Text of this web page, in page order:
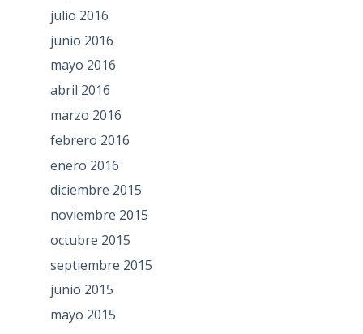
julio 2016
junio 2016
mayo 2016
abril 2016
marzo 2016
febrero 2016
enero 2016
diciembre 2015
noviembre 2015
octubre 2015
septiembre 2015
junio 2015
mayo 2015